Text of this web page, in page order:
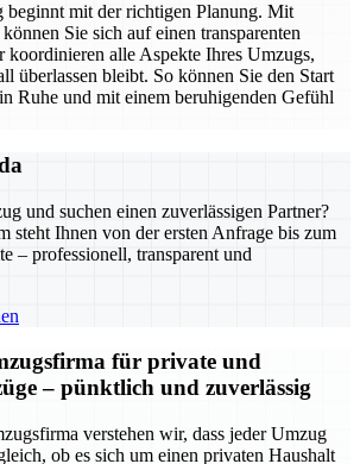
beginnt mit der richtigen Planung. Mit
Sie sich auf einen transparenten
koordinieren alle Aspekte Ihres Umzugs,
überlassen bleibt. So können Sie den Start
Ruhe und mit einem beruhigenden Gefühl
und suchen einen zuverlässigen Partner?
steht Ihnen von der ersten Anfrage bis zum
– professionell, transparent und
für private und
– pünktlich und zuverlässig
verstehen wir, dass jeder Umzug
ob es sich um einen privaten Haushalt